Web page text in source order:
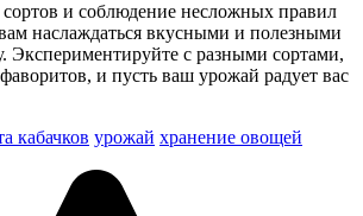
и соблюдение несложных правил
наслаждаться вкусными и полезными
Экспериментируйте с разными сортами,
и пусть ваш урожай радует вас
кабачков урожай хранение овощей